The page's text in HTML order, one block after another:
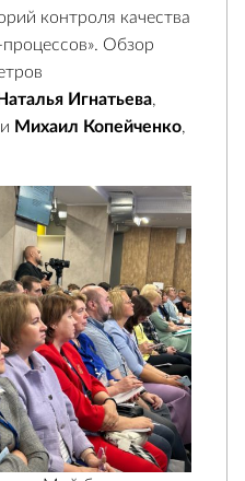
контроля качества
Обзор
Игнатьева,
Михаил Копейченко,